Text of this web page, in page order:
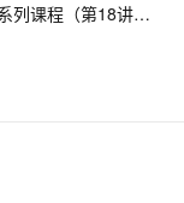
阿里特邀专家徐雷Java Spring Boot开发实战系列课程（第18讲）：制作Java Docker镜像与推送到DockerHub和阿里云Docker仓库